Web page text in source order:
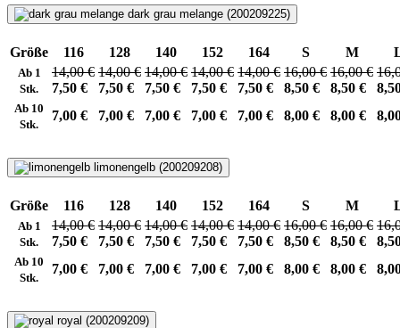
dark grau melange (200209225)
Größe 116 128 140 152 164 S M
Ab 1
Stk.
14,00 €
7,50 €
14,00 €
7,50 €
14,00 €
7,50 €
14,00 €
7,50 €
14,00 €
7,50 €
16,00 €
8,50 €
16,00 €
8,50 €
Ab 10
Stk.
7,00 € 7,00 € 7,00 € 7,00 € 7,00 € 8,00 € 8,00 €
limonengelb (200209208)
Größe 116 128 140 152 164 S M
Ab 1
Stk.
14,00 €
7,50 €
14,00 €
7,50 €
14,00 €
7,50 €
14,00 €
7,50 €
14,00 €
7,50 €
16,00 €
8,50 €
16,00 €
8,50 €
Ab 10
Stk.
7,00 € 7,00 € 7,00 € 7,00 € 7,00 € 8,00 € 8,00 €
royal (200209209)